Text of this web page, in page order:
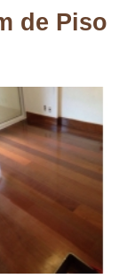
de Piso